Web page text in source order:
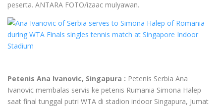
peserta. ANTARA FOTO/izaac mulyawan.
Petenis Ana Ivanovic, Singapura : Petenis Serbia Ana
Ivanovic membalas servis ke petenis Rumania Simona Halep
saat final tunggal putri WTA di stadion indoor Singapura, Jumat